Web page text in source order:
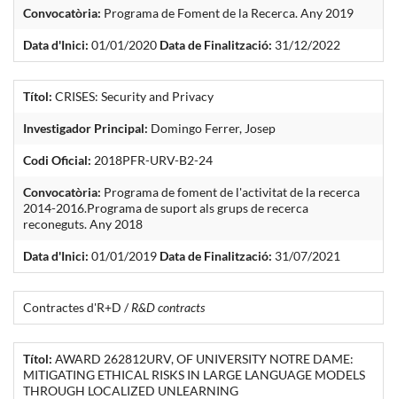
Convocatòria: Programa de Foment de la Recerca. Any 2019
Data d'Inici: 01/01/2020 Data de Finalització: 31/12/2022
Títol: CRISES: Security and Privacy
Investigador Principal: Domingo Ferrer, Josep
Codi Oficial: 2018PFR-URV-B2-24
Convocatòria: Programa de foment de l'activitat de la recerca
2014-2016.Programa de suport als grups de recerca
reconeguts. Any 2018
Data d'Inici: 01/01/2019 Data de Finalització: 31/07/2021
Contractes d'R+D /R&D contracts
Títol: AWARD 262812URV, OF UNIVERSITY NOTRE DAME:
MITIGATING ETHICAL RISKS IN LARGE LANGUAGE MODELS
THROUGH LOCALIZED UNLEARNING